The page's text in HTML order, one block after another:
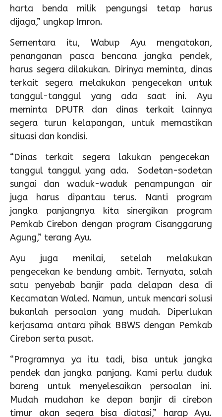
harta benda milik pengungsi tetap harus
dijaga,” ungkap Imron.
Sementara itu, Wabup Ayu mengatakan,
penanganan pasca bencana jangka pendek,
harus segera dilakukan. Dirinya meminta, dinas
terkait segera melakukan pengecekan untuk
tanggul-tanggul yang ada saat ini. Ayu
meminta DPUTR dan dinas terkait lainnya
segera turun kelapangan, untuk memastikan
situasi dan kondisi.
“Dinas terkait segera lakukan pengecekan
tanggul tanggul yang ada. Sodetan-sodetan
sungai dan waduk-waduk penampungan air
juga harus dipantau terus. Nanti program
jangka panjangnya kita sinergikan program
Pemkab Cirebon dengan program Cisanggarung
Agung,” terang Ayu.
Ayu juga menilai, setelah melakukan
pengecekan ke bendung ambit. Ternyata, salah
satu penyebab banjir pada delapan desa di
Kecamatan Waled. Namun, untuk mencari solusi
bukanlah persoalan yang mudah. Diperlukan
kerjasama antara pihak BBWS dengan Pemkab
Cirebon serta pusat.
“Programnya ya itu tadi, bisa untuk jangka
pendek dan jangka panjang. Kami perlu duduk
bareng untuk menyelesaikan persoalan ini.
Mudah mudahan ke depan banjir di cirebon
timur akan segera bisa diatasi,” harap Ayu.